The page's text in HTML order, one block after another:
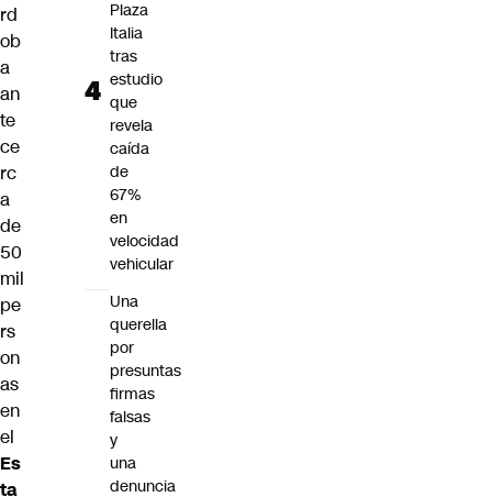
rd
ob
a
an
te
ce
rc
a
de
50
mil
pe
rs
on
as
en
el
Es
ta
Plaza
Italia
tras
estudio
que
revela
caída
de
67%
en
velocidad
vehicular
Una
querella
por
presuntas
firmas
falsas
y
una
denuncia